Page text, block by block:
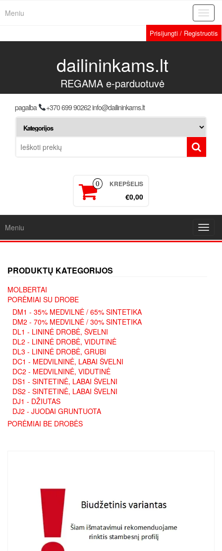
Meniu
Prisijungti / Registruotis
dailininkams.lt
REGAMA e-parduotuvė
pagalba +370 699 90262 info@dailininkams.lt
0 KREPŠELIS
€0,00
Meniu
PRODUKTŲ KATEGORIJOS
MOLBERTAI
PORĖMIAI SU DROBE
DM1 - 35% MEDVILNĖ / 65% SINTETIKA
DM2 - 70% MEDVILNĖ / 30% SINTETIKA
DL1 - LININĖ DROBĖ, ŠVELNI
DL2 - LININĖ DROBĖ, VIDUTINĖ
DL3 - LININĖ DROBĖ, GRUBI
DC1 - MEDVILNINĖ, LABAI ŠVELNI
DC2 - MEDVILNINĖ, VIDUTINĖ
DS1 - SINTETINĖ, LABAI ŠVELNI
DS2 - SINTETINĖ, LABAI ŠVELNI
DJ1 - DŽIUTAS
DJ2 - JUODAI GRUNTUOTA
PORĖMIAI BE DROBĖS